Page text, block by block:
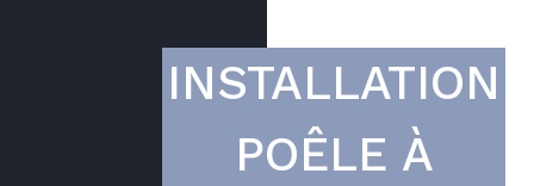
INSTALLATION
POÊLE À